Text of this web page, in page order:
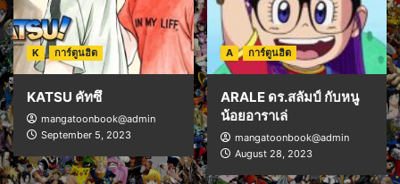
K การ์ตูนฮิต
KATSU คัทซึ
mangatoonbook@admin
September 5, 2023
A การ์ตูนฮิต
ARALE ดร.สลัมป์ กับหนู
น้อยอาราเล่
mangatoonbook@admin
August 28, 2023